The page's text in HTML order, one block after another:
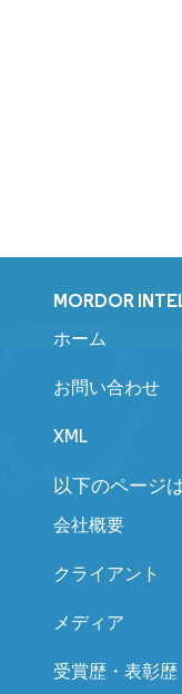
MORDOR
ホーム
お問い合わせ
XML
以下のページ
会社概要
クライアント
メディア
受賞歴・表彰歴